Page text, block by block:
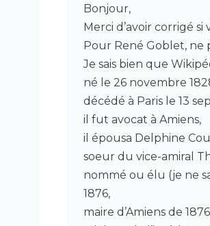
Bonjour,
Merci d’avoir corrigé
Pour René Goblet, ne
Je sais bien que
né le 26 novembre
décédé à Paris le 13
il fut avocat à Amiens,
il épousa Delphine
soeur du vice-amiral
nommé ou élu (je ne
1876,
maire d’Amiens de